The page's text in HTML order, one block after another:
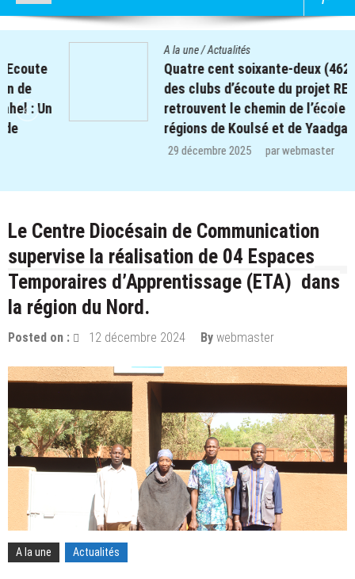
Actualités
Quatre cent soixante-deux (462) enfants
des clubs d’écoute du projet REPERE
retrouvent le chemin de l’école dans les
régions de Koulsé et de Yaadga.
29 décembre 2025 parwebmaster
Le Centre Diocésain de Communication
supervise la réalisation de 04 Espaces
Temporaires d’Apprentissage (ETA) dans
la région du Nord.
Posted on : 12 décembre 2024 By webmaster
A la une Actualités